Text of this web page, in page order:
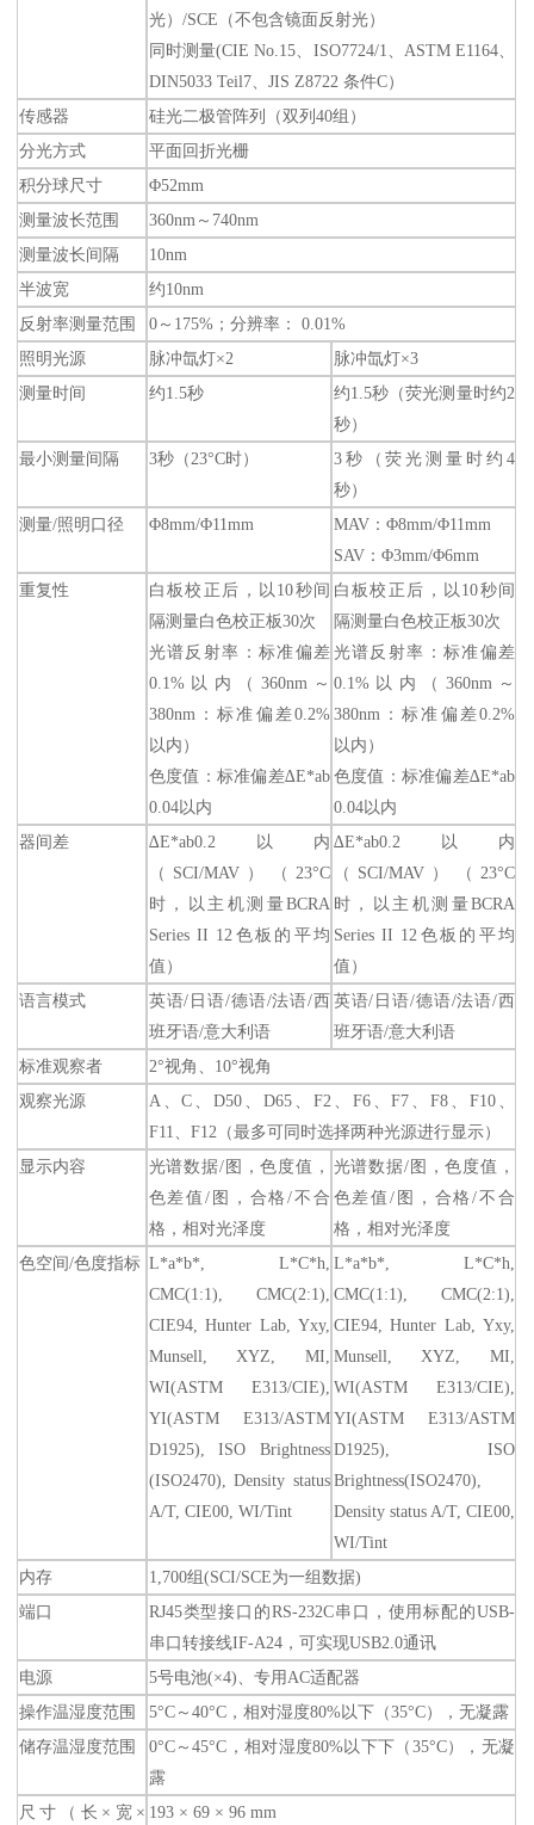
光）/SCE（不包含镜面反射光）
同时测量(CIE No.15、ISO7724/1、ASTM E1164、
DIN5033 Teil7、JIS Z8722 条件C）
传感器
硅光二极管阵列（双列40组）
分光方式
平面回折光栅
积分球尺寸
Φ52mm
测量波长范围
360nm～740nm
测量波长间隔
10nm
半波宽
约10nm
反射率测量范围
0～175%；分辨率： 0.01%
照明光源
脉冲氙灯×2
脉冲氙灯×3
测量时间
约1.5秒
约1.5秒（荧光测量时约2
秒）
最小测量间隔
3秒（23°C时）
3秒（荧光测量时约4
秒）
测量/照明口径
Φ8mm/Φ11mm
MAV：Φ8mm/Φ11mm
SAV：Φ3mm/Φ6mm
重复性
白板校正后，以10秒间
隔测量白色校正板30次
光谱反射率：标准偏差
0.1%以内（360nm～
380nm：标准偏差0.2%
以内）
色度值：标准偏差∆E*ab
0.04以内
白板校正后，以10秒间
隔测量白色校正板30次
光谱反射率：标准偏差
0.1%以内（360nm～
380nm：标准偏差0.2%
以内）
色度值：标准偏差∆E*ab
0.04以内
器间差
∆E*ab0.2以内
（SCI/MAV）（23°C
时，以主机测量BCRA
Series II 12色板的平均
值）
∆E*ab0.2以内
（SCI/MAV）（23°C
时，以主机测量BCRA
Series II 12色板的平均
值）
语言模式
英语/日语/德语/法语/西
班牙语/意大利语
英语/日语/德语/法语/西
班牙语/意大利语
标准观察者
2°视角、10°视角
观察光源
A、C、D50、D65、F2、F6、F7、F8、F10、
F11、F12（最多可同时选择两种光源进行显示）
显示内容
光谱数据/图，色度值，
色差值/图，合格/不合
格，相对光泽度
光谱数据/图，色度值，
色差值/图，合格/不合
格，相对光泽度
色空间/色度指标 L*a*b*, L*C*h,
CMC(1:1), CMC(2:1),
CIE94, Hunter Lab, Yxy,
Munsell, XYZ, MI,
WI(ASTM E313/CIE),
YI(ASTM E313/ASTM
D1925), ISO Brightness
(ISO2470), Density status
A/T, CIE00, WI/Tint
L*a*b*, L*C*h,
CMC(1:1), CMC(2:1),
CIE94, Hunter Lab, Yxy,
Munsell, XYZ, MI,
WI(ASTM E313/CIE),
YI(ASTM E313/ASTM
D1925), ISO
Brightness(ISO2470),
Density status A/T, CIE00,
WI/Tint
内存
1,700组(SCI/SCE为一组数据)
端口
RJ45类型接口的RS-232C串口，使用标配的USB-
串口转接线IF-A24，可实现USB2.0通讯
电源
5号电池(×4)、专用AC适配器
操作温湿度范围
5°C～40°C，相对湿度80%以下（35°C），无凝露
储存温湿度范围
0°C～45°C，相对湿度80%以下下（35°C），无凝
露
尺寸（长×宽× 193 × 69 × 96 mm